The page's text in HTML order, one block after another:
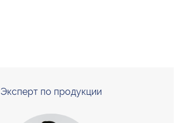
Эксперт по продукции